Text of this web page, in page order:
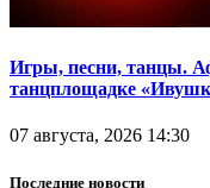
Игры, песни, танцы.
танцплощадке
07 августа, 2026 14:30
Последние новости